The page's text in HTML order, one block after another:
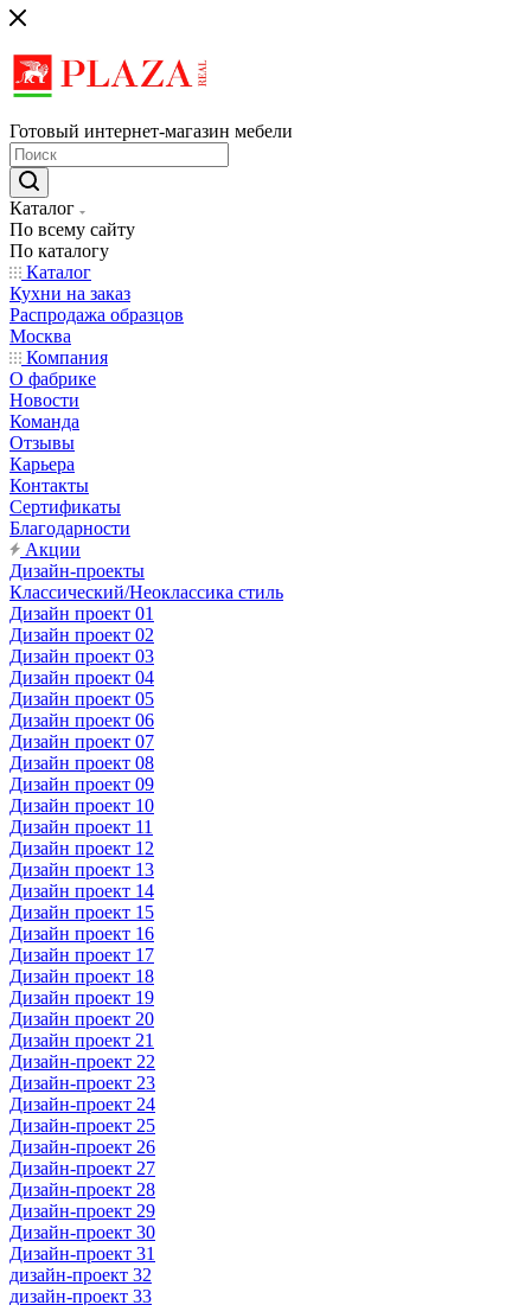
Готовый интернет-магазин мебели
Каталог
По всему сайту
По каталогу
Каталог
Кухни на заказ
Распродажа образцов
Москва
Компания
О фабрике
Новости
Команда
Отзывы
Карьера
Контакты
Сертификаты
Благодарности
Акции
Дизайн-проекты
Классический/Неоклассика стиль
Дизайн проект 01
Дизайн проект 02
Дизайн проект 03
Дизайн проект 04
Дизайн проект 05
Дизайн проект 06
Дизайн проект 07
Дизайн проект 08
Дизайн проект 09
Дизайн проект 10
Дизайн проект 11
Дизайн проект 12
Дизайн проект 13
Дизайн проект 14
Дизайн проект 15
Дизайн проект 16
Дизайн проект 17
Дизайн проект 18
Дизайн проект 19
Дизайн проект 20
Дизайн проект 21
Дизайн-проект 22
Дизайн-проект 23
Дизайн-проект 24
Дизайн-проект 25
Дизайн-проект 26
Дизайн-проект 27
Дизайн-проект 28
Дизайн-проект 29
Дизайн-проект 30
Дизайн-проект 31
дизайн-проект 32
дизайн-проект 33